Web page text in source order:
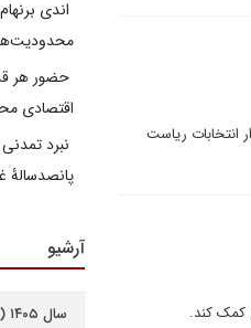
انتخابات ریاست
کمک کند.
اندی
حضور هر
اقتصادی
نبرد
پانصدسالۀ
آرشیو
سال ۱۴۰۵ (۵۳)